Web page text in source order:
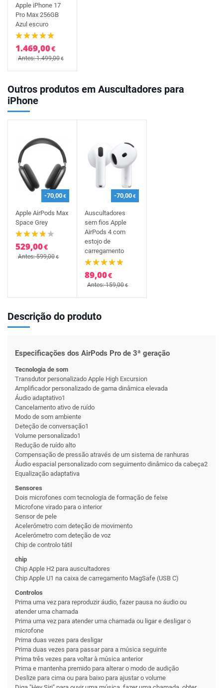
Apple iPhone 17
Pro Max 256GB
Azul escuro
1.469,00€
Antes: 1.499,00€
Outros produtos em Auscultadores para
iPhone
-70,00€
Apple AirPods Max
Space Grey
529,00€
Antes: 599,00€
-70,00€
Auscultadores
sem fios Apple
AirPods 4 com
estojo de
carregamento
89,00€
Antes: 159,00€
Descrição do produto
Especificações dos AirPods Pro de 3ª geração
Tecnologia de som
Transdutor personalizado Apple High Excursion
Amplificador personalizado de gama dinâmica elevada
Áudio adaptativo1
Cancelamento ativo de ruído
Modo de som ambiente
Deteção de conversação1
Volume personalizado1
Redução de ruído alto
Compensação de pressão através de um sistema de ranhuras
Áudio espacial personalizado com seguimento dinâmico da cabeça2
Equalização adaptativa
Sensores
Dois microfones com tecnologia de formação de feixe
Microfone virado para o interior
Sensor de pele
Acelerómetro com deteção de movimento
Acelerómetro com deteção de voz
Chip de controlo tátil
chip
Chip Apple H2 para auscultadores
Chip Apple U1 na caixa de carregamento MagSafe (USB C)
Controlos
Prima uma vez para reproduzir áudio, fazer pausa no áudio ou
atender uma chamada
Prima uma vez para atender uma chamada ou ligar e desligar o
microfone
Prima duas vezes para desligar
Prima duas vezes para passar para a música seguinte
Prima três vezes para voltar à música anterior
Prima e mantenha premido para alterar o modo de audição
Deslize para cima ou para baixo para ajustar o volume